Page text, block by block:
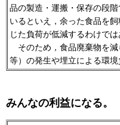
品の製造・運搬・保存の段
いるといえ，余った食品を
じた負荷が低減するわけでは
そのため，食品廃棄物を
等）の発生や埋立による環境
みんなの利益になる。